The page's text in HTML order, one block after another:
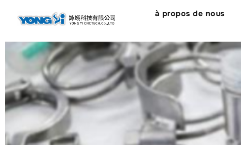
à propos de nous